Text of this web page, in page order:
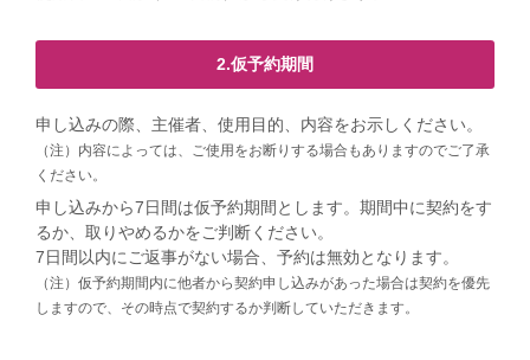
2.仮予約期間
申し込みの際、主催者、使用目的、内容をお示しください。
（注）内容によっては、ご使用をお断りする場合もありますのでご了承
ください。
申し込みから7日間は仮予約期間とします。期間中に契約をす
るか、取りやめるかをご判断ください。
7日間以内にご返事がない場合、予約は無効となります。
（注）仮予約期間内に他者から契約申し込みがあった場合は契約を優先
しますので、その時点で契約するか判断していただきます。